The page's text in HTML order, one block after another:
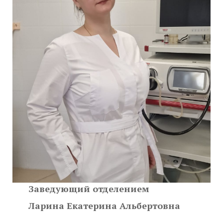
Заведующий отделением
Ларина Екатерина Альбертовна